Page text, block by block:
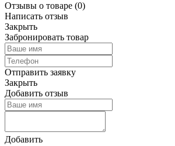
Отзывы о товаре (0)
Написать отзыв
Закрыть
Забронировать товар
Отправить заявку
Закрыть
Добавить отзыв
Добавить